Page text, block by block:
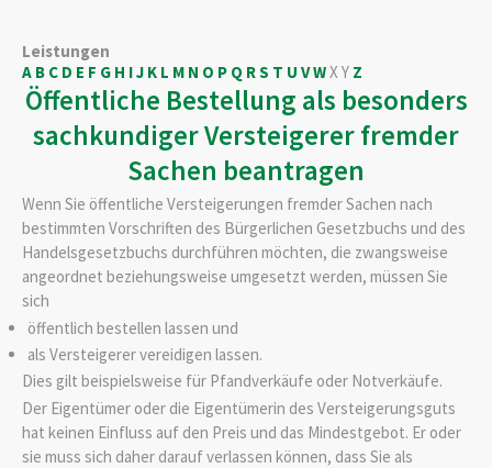
Leistungen
A B C D E F G H IJ K L M N O P Q RS T U VWXY Z
Öffentliche Bestellung als besonders
sachkundiger Versteigerer fremder
Sachen beantragen
Wenn Sie öffentliche Versteigerungen fremder Sachen nach
bestimmten Vorschriften des Bürgerlichen Gesetzbuchs und des
Handelsgesetzbuchs durchführen möchten, die zwangsweise
angeordnet beziehungsweise umgesetzt werden, müssen Sie
sich
öffentlich bestellen lassen und
als Versteigerer vereidigen lassen.
Dies gilt beispielsweise für Pfandverkäufe oder Notverkäufe.
Der Eigentümer oder die Eigentümerin des Versteigerungsguts
hat keinen Einfluss auf den Preis und das Mindestgebot. Er oder
sie muss sich daher darauf verlassen können, dass Sie als